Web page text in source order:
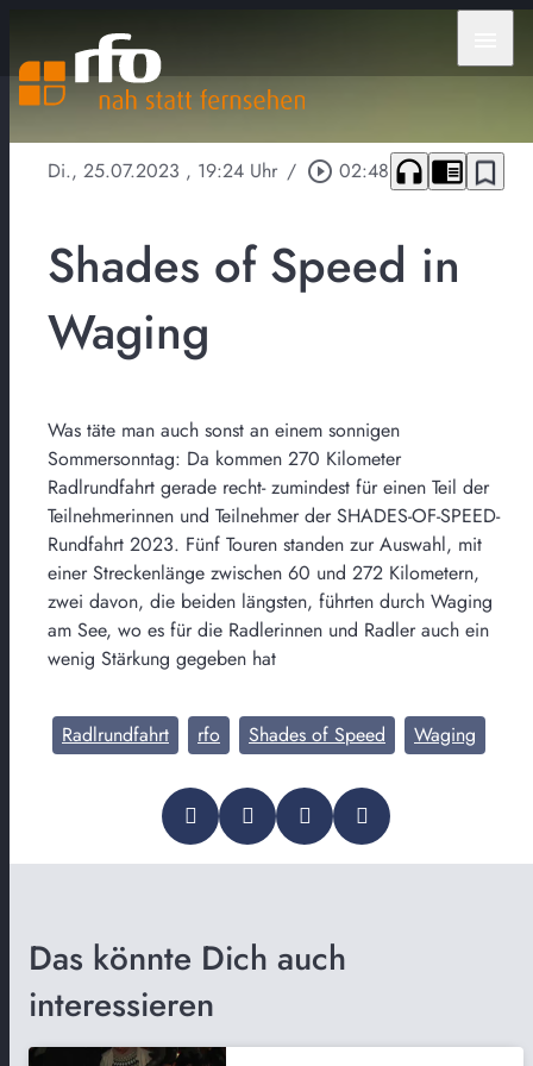
Di., 25.07.2023 , 19:24 Uhr / play_circle_outline 02:48 headphones chrome_reader_mode bookmark_border
Shades of Speed in
Waging
Was täte man auch sonst an einem sonnigen
Sommersonntag: Da kommen 270 Kilometer
Radlrundfahrt gerade recht- zumindest für einen Teil der
Teilnehmerinnen und Teilnehmer der SHADES-OF-SPEED-
Rundfahrt 2023. Fünf Touren standen zur Auswahl, mit
einer Streckenlänge zwischen 60 und 272 Kilometern,
zwei davon, die beiden längsten, führten durch Waging
am See, wo es für die Radlerinnen und Radler auch ein
wenig Stärkung gegeben hat
Radlrundfahrt rfo Shades of Speed Waging
Das könnte Dich auch
interessieren